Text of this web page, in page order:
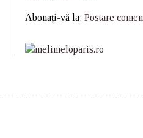
Abonați-vă la: Postare